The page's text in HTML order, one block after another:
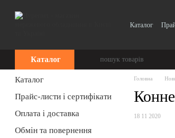
Каталог
Каталог
Головна
18 11 2020
Каталог
Прайс-листи і сертифікати
Оплата і доставка
Обмін та повернення